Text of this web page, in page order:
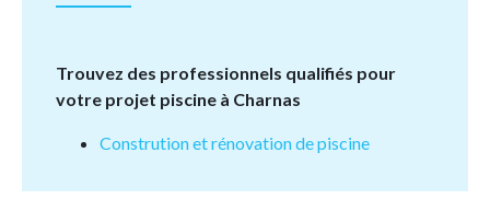
Trouvez des professionnels qualifiés pour
votre projet piscine à Charnas
Constrution et rénovation de piscine